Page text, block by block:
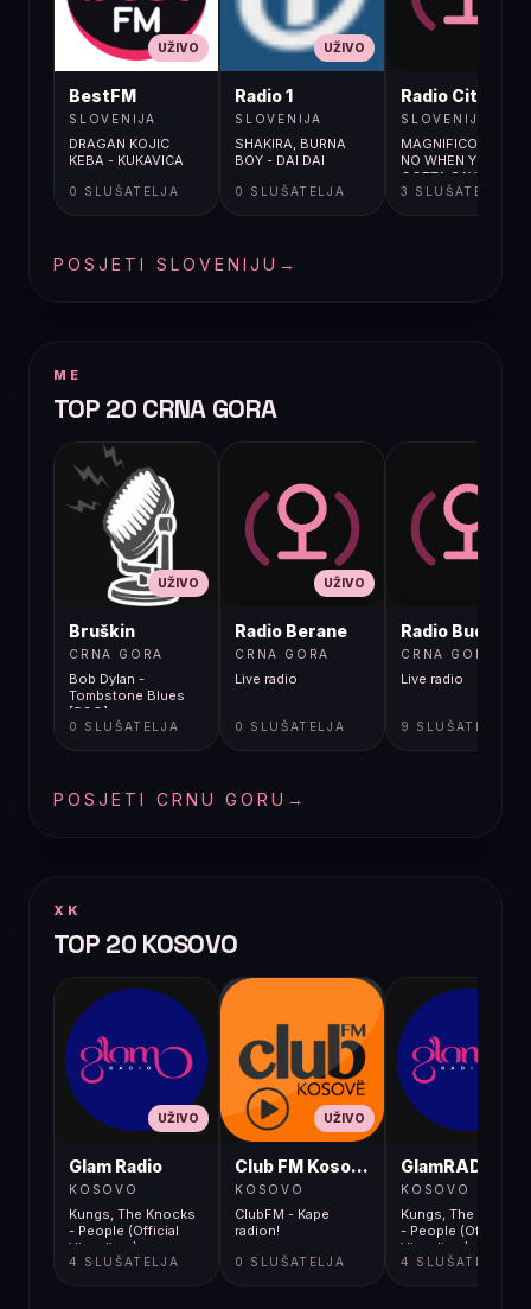
UŽIVO
BestFM
SLOVENIJA
DRAGAN KOJIC
KEBA - KUKAVICA
0 SLUŠATELJA
UŽIVO
Radio 1
SLOVENIJA
SHAKIRA, BURNA
BOY - DAI DAI
0 SLUŠATELJA
Radio City
SLOVENIJA
MAGNIFICO / SAY
NO WHEN YOU
GOTTA SAY YES
3 SLUŠATELJA
POSJETI SLOVENIJU →
ME
TOP 20 CRNA GORA
UŽIVO
Bruškin
CRNA GORA
Bob Dylan -
Tombstone Blues
[5GG]
0 SLUŠATELJA
UŽIVO
Radio Berane
CRNA GORA
Live radio
0 SLUŠATELJA
Radio Budva
CRNA GORA
Live radio
9 SLUŠATELJA
POSJETI CRNU GORU →
XK
TOP 20 KOSOVO
UŽIVO
Glam Radio
KOSOVO
Kungs, The Knocks
- People (Official
Visualizer)
4 SLUŠATELJA
UŽIVO
Club FM Kosovë
KOSOVO
ClubFM - Kape
radion!
0 SLUŠATELJA
GlamRADIO
KOSOVO
Kungs, The Knocks
- People (Official
Visualizer)
4 SLUŠATELJA